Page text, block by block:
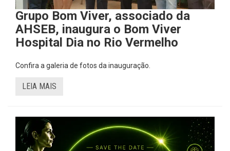
Grupo Bom Viver, associado da
AHSEB, inaugura o Bom Viver
Hospital Dia no Rio Vermelho
Confira a galeria de fotos da inauguração.
LEIA MAIS